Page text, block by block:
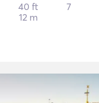
40 ft
12 m
7